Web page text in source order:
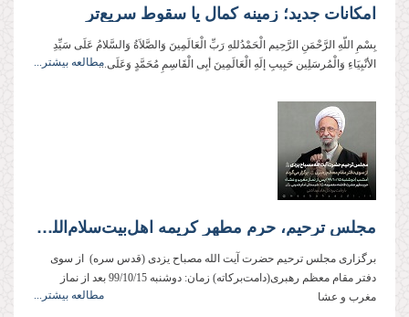
امکانات جدید؛‌ زمینه کمال یا سقوط سریع‌تر
بِسْمِ اللّهِ الرَّحْمَنِ الرَّحِیم الْحَمْدُللهِ رَبِّ الْعَالَمِینَ وَالصَّلاَةُ وَالسَّلامُ عَلَی سَیِّدِ
الأنْبِیَاءِ وَالْمُرسَلِین حَبِیبِ إلَهِ الْعَالَمِینَ أبِی الْقَاسِمِ مُحَمَّدٍ وَعَلَی...مطالعه بیشتر...
مجلس ترحیم، حرم مطهر کریمه اهل‌بیت‌سلام‌الله‌علیها
برگزاری مجلس ترحیم حضرت آیت الله مصباح یزدی (قدس سره) از سوی
دفتر مقام معظم رهبری‌(دامت‌برکاته) زمان: دوشنبه 99/10/15 بعد از نماز
مغرب و عشا
مطالعه بیشتر...